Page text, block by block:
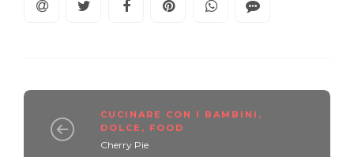
CUCINARE CON I BAMBINI ,
DOLCE , FOOD
Cherry Pie